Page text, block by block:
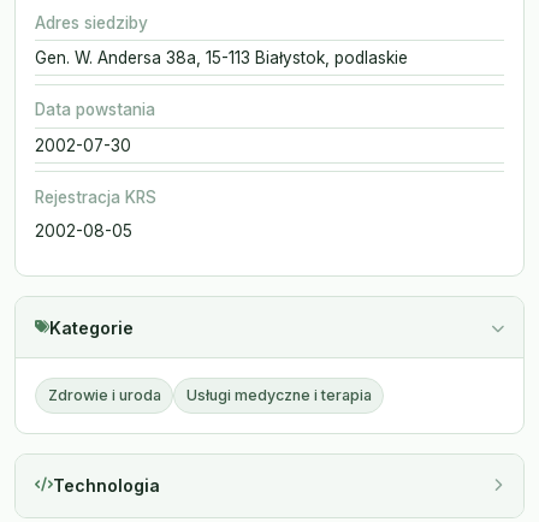
Adres siedziby
Gen. W. Andersa 38a, 15-113 Białystok, podlaskie
Data powstania
2002-07-30
Rejestracja KRS
2002-08-05
Kategorie
Zdrowie i uroda Usługi medyczne i terapia
Technologia